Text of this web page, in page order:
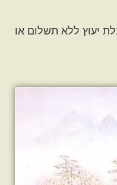
יעוץ ללא תשלום או